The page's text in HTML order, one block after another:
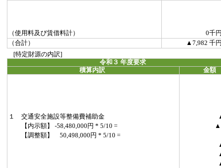
（使用料及び賃借料計）
0千
（合計）
▲7,982 千
[特定財源の内訳]
令和３ 年度要求
積算内訳
金額
１ 交通安全施設等整備費補助金
【内示額】 -58,480,000円 * 5/10 =
【調整額】 50,498,000円 * 5/10 =